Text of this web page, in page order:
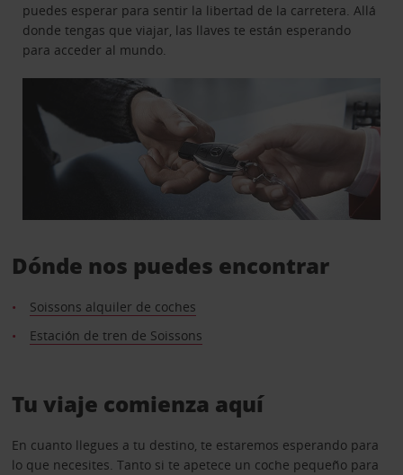
puedes esperar para sentir la libertad de la carretera. Allá
donde tengas que viajar, las llaves te están esperando
para acceder al mundo.
Dónde nos puedes encontrar
Soissons alquiler de coches
Estación de tren de Soissons
Tu viaje comienza aquí
En cuanto llegues a tu destino, te estaremos esperando para
lo que necesites. Tanto si te apetece un coche pequeño para